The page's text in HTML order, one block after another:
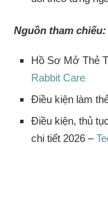
Nguồn tham chiếu:
Hồ Sơ Mở Thẻ
Rabbit Care
Điều kiện làm
Điều kiện, thủ
chi tiết 2026 –